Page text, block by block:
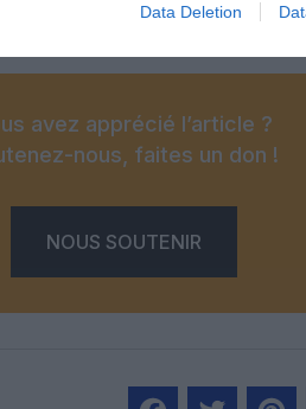
Data Deletion
avez apprécié l’article ?
nous, faites un don !
NOUS SOUTENIR